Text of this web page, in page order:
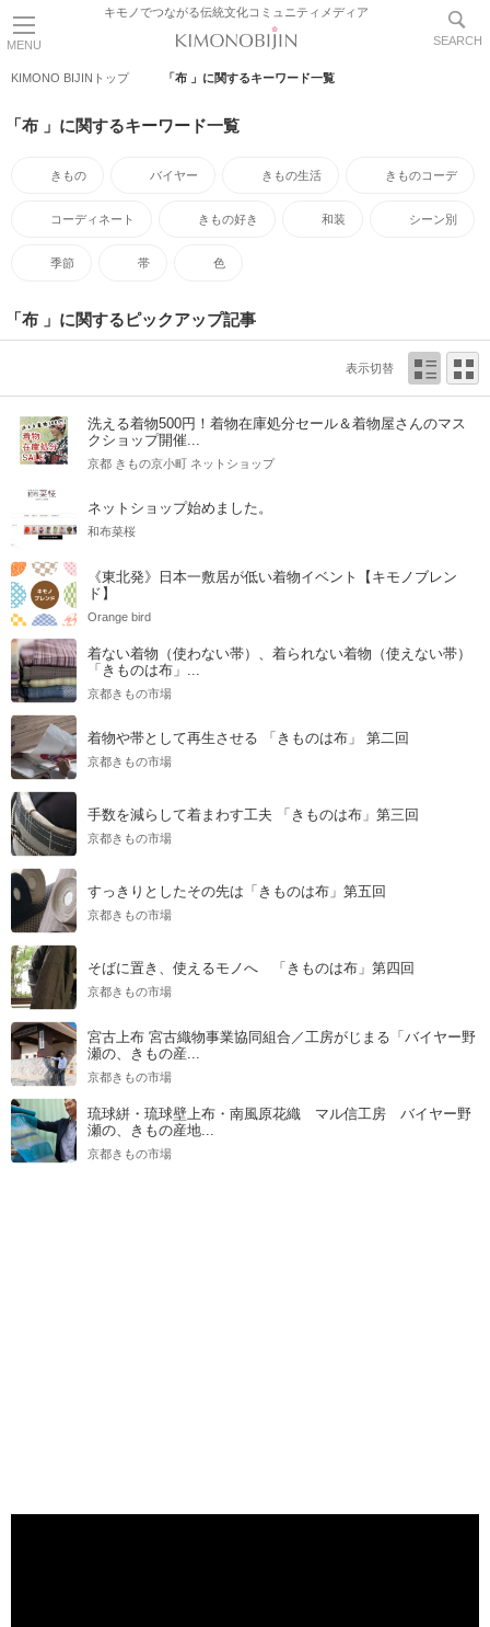
MENU
キモノでつながる伝統文化コミュニティメディア
SEARCH
KIMONO BIJINトップ 「布 」に関するキーワード一覧
「布 」に関するキーワード一覧
きもの バイヤー きもの生活 きものコーデ
コーディネート きもの好き 和装 シーン別
季節 帯 色
「布 」に関するピックアップ記事
表示切替
洗える着物500円！着物在庫処分セール＆着物屋さんのマス
クショップ開催...
京都 きもの京小町 ネットショップ
ネットショップ始めました。
和布菜桜
《東北発》日本一敷居が低い着物イベント【キモノブレン
ド】
Orange bird
着ない着物（使わない帯）、着られない着物（使えない帯）
「きものは布」...
京都きもの市場
着物や帯として再生させる 「きものは布」 第二回
京都きもの市場
手数を減らして着まわす工夫 「きものは布」第三回
京都きもの市場
すっきりとしたその先は「きものは布」第五回
京都きもの市場
そばに置き、使えるモノへ 「きものは布」第四回
京都きもの市場
宮古上布 宮古織物事業協同組合／工房がじまる「バイヤー野
瀬の、きもの産...
京都きもの市場
琉球絣・琉球壁上布・南風原花織 マル信工房 バイヤー野
瀬の、きもの産地...
京都きもの市場